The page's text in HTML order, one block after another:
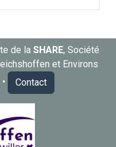
de la SHARE, Société
et Environs
• Contact